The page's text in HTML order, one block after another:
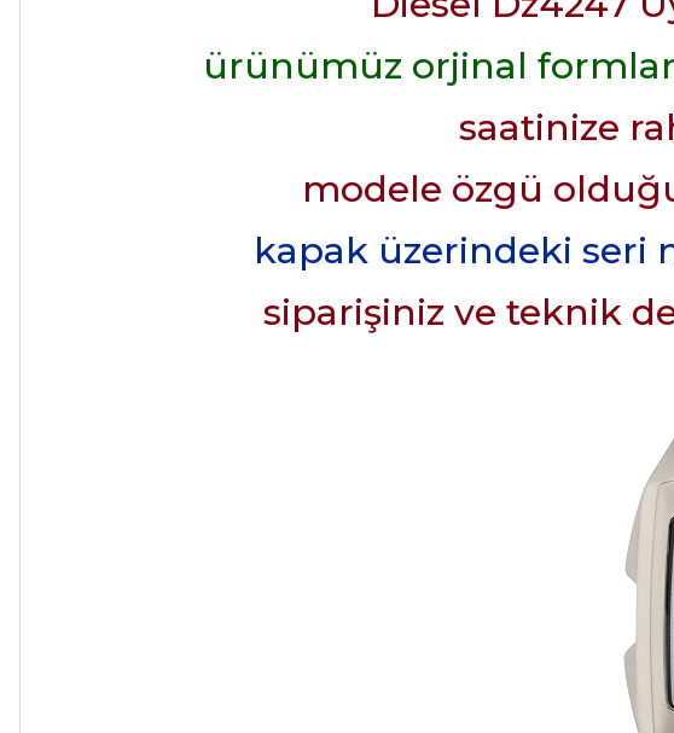
ürünümüz orjinal
saatinize
modele özgü
kapak üzerindeki seri
siparişiniz ve teknik